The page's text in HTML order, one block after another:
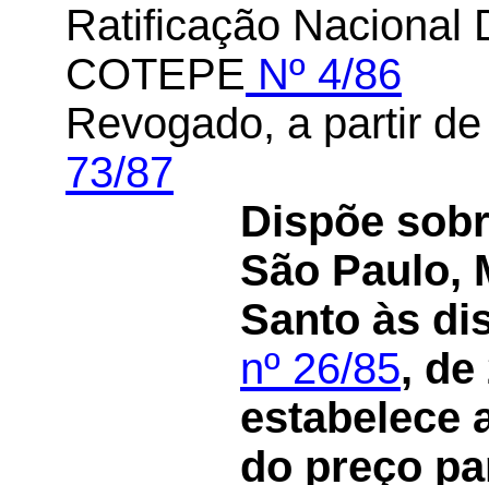
Ratificação Nacional
COTEPE Nº 4/86
Revogado, a partir
73/87
Dispõe
São Paulo,
Santo às
nº 26/85, de
estabelece
do preço